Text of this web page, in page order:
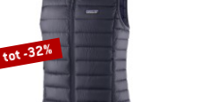
tot -32%